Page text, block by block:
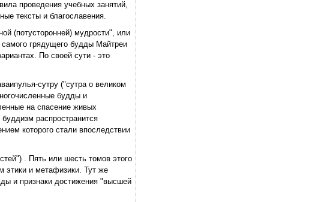
проведения учебных занятий,
тексты и благославения.
(потусторонней) мудрости", или
грядущего будды Майтреи
По своей сути - это
сутру ("сутра о великом
будды и
на спасение живых
распространится
которого стали впоследствии
. Пять или шесть томов этого
этики и метафизики. Тут же
и признаки достижения "высшей